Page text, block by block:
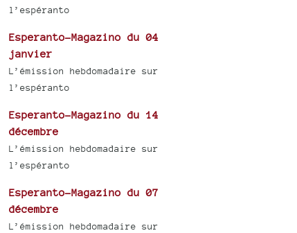
l’espéranto
Esperanto-Magazino du 04
janvier
L’émission hebdomadaire sur
l’espéranto
Esperanto-Magazino du 14
décembre
L’émission hebdomadaire sur
l’espéranto
Esperanto-Magazino du 07
décembre
L’émission hebdomadaire sur